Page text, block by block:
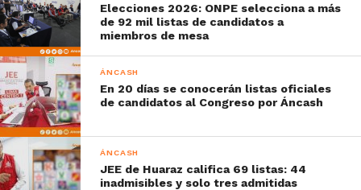
Elecciones 2026: ONPE selecciona a más
de 92 mil listas de candidatos a
miembros de mesa
ÁNCASH
En 20 días se conocerán listas oficiales
de candidatos al Congreso por Áncash
ÁNCASH
JEE de Huaraz califica 69 listas: 44
inadmisibles y solo tres admitidas